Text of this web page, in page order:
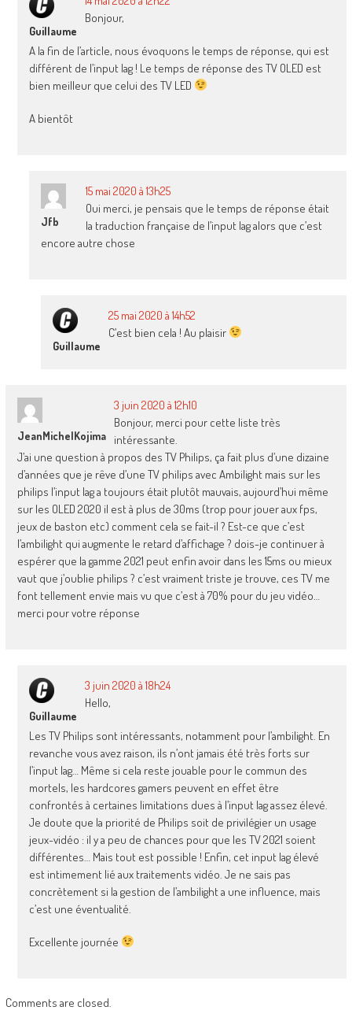
Guillaume
Bonjour,
A la fin de l’article, nous évoquons le temps de réponse, qui est
différent de l’input lag ! Le temps de réponse des TV OLED est
bien meilleur que celui des TV LED
A bientôt
Jfb
15 mai 2020 à 13h25
Oui merci, je pensais que le temps de réponse était
la traduction française de l’input lag alors que c’est
encore autre chose
Guillaume
25 mai 2020 à 14h52
C’est bien cela ! Au plaisir
JeanMichelKojima
3 juin 2020 à 12h10
Bonjour, merci pour cette liste très
intéressante.
J’ai une question à propos des TV Philips, ça fait plus d’une dizaine
d’années que je rêve d’une TV philips avec Ambilight mais sur les
philips l’input lag a toujours était plutôt mauvais, aujourd’hui même
sur les OLED 2020 il est à plus de 30ms (trop pour jouer aux fps,
jeux de baston etc) comment cela se fait-il ? Est-ce que c’est
l’ambilight qui augmente le retard d’affichage ? dois-je continuer à
espérer que la gamme 2021 peut enfin avoir dans les 15ms ou mieux
vaut que j’oublie philips ? c’est vraiment triste je trouve, ces TV me
font tellement envie mais vu que c’est à 70% pour du jeu vidéo…
merci pour votre réponse
Guillaume
3 juin 2020 à 18h24
Hello,
Les TV Philips sont intéressants, notamment pour l’ambilight. En
revanche vous avez raison, ils n’ont jamais été très forts sur
l’input lag… Même si cela reste jouable pour le commun des
mortels, les hardcores gamers peuvent en effet être
confrontés à certaines limitations dues à l’input lag assez élevé.
Je doute que la priorité de Philips soit de privilégier un usage
jeux-vidéo : il y a peu de chances pour que les TV 2021 soient
différentes… Mais tout est possible ! Enfin, cet input lag élevé
est intimement lié aux traitements vidéo. Je ne sais pas
concrètement si la gestion de l’ambilight a une influence, mais
c’est une éventualité.
Excellente journée
Comments are closed.